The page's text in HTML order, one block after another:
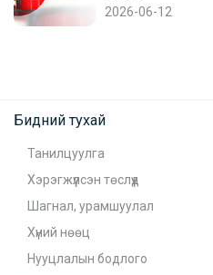
2026-06-12
Бидний тухай
Танилцуулга
Хэрэгжүүлсэн төслүүд
Шагнал, урамшуулал
Хүний нөөц
Нууцлалын бодлого